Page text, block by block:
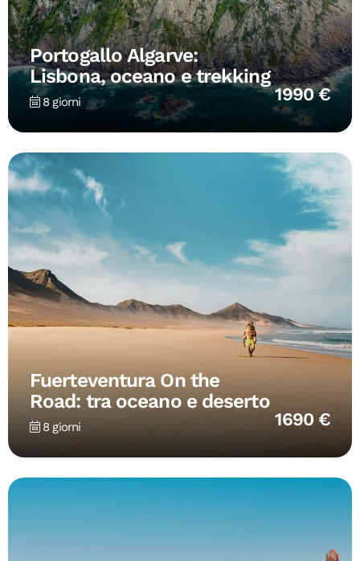
Portogallo Algarve:
Lisbona, oceano e trekking
8 giorni 1990 €
Fuerteventura On the
Road: tra oceano e deserto
8 giorni 1690 €